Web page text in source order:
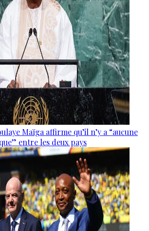
Maïga affirme qu’il n’y a “aucune
entre les deux pays